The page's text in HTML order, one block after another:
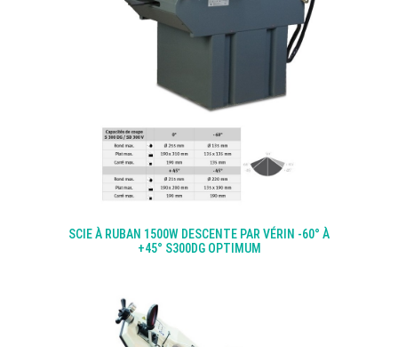
SCIE À RUBAN 1500W DESCENTE PAR VÉRIN -60° À
+45° S300DG OPTIMUM